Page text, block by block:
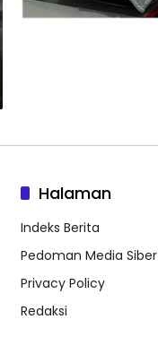
Halaman
Indeks Berita
Pedoman Media Siber
Privacy Policy
Redaksi